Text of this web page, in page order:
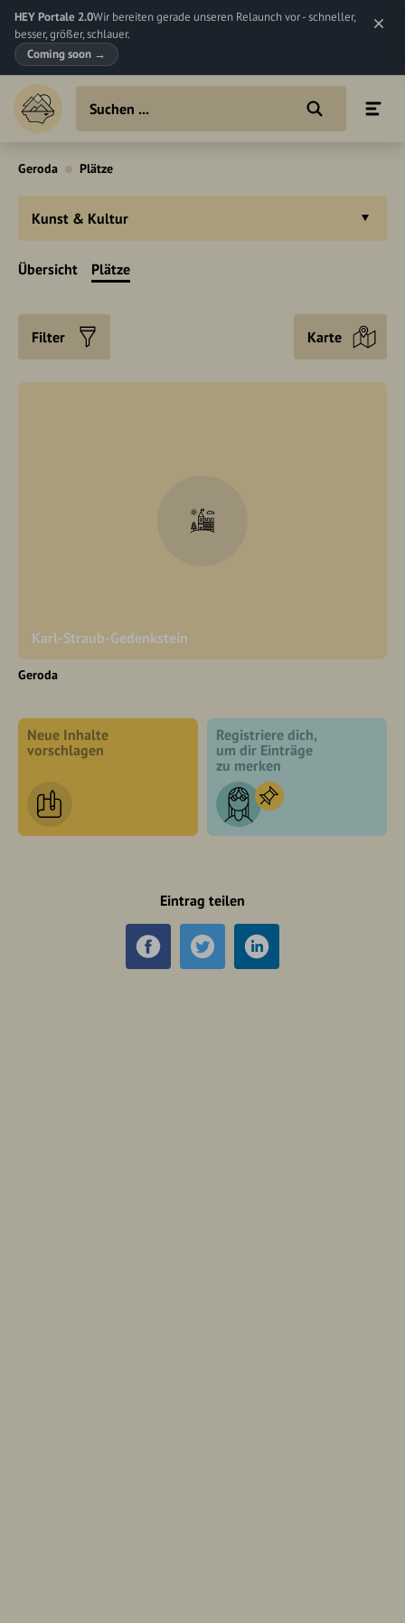
HEY Portale 2.0Wir bereiten gerade unseren Relaunch vor - schneller,
besser, größer, schlauer.
Coming soon →
Geroda Plätze
Kunst & Kultur
Übersicht Plätze
Filter Karte
Karl-Straub-Gedenkstein
Geroda
Neue Inhalte
vorschlagen
Registriere dich,
um dir Einträge
zu merken
Eintrag teilen